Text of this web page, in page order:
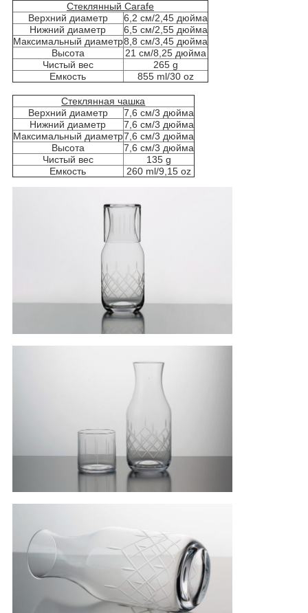
Стеклянный Carafe
Верхний диаметр
6,2 см/2,45 дюйма
Нижний диаметр
6,5 см/2,55 дюйма
Максимальный диаметр8,8 см/3,45 дюйма
Высота
21 см/8,25 дюйма
Чистый вес
265 g
Емкость
855 ml/30 oz
Стеклянная чашка
Верхний диаметр
7,6 см/3 дюйма
Нижний диаметр
7,6 см/3 дюйма
Максимальный диаметр7,6 см/3 дюйма
Высота
7,6 см/3 дюйма
Чистый вес
135 g
Емкость
260 ml/9,15 oz